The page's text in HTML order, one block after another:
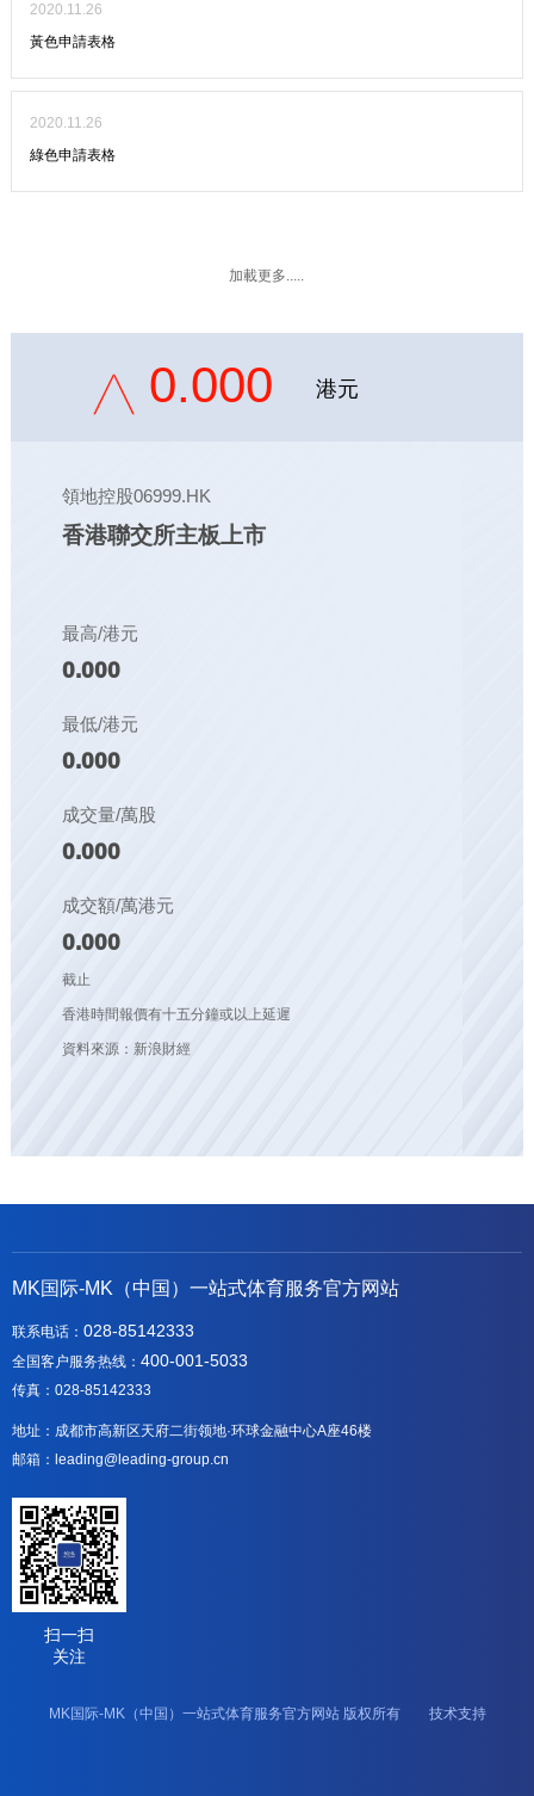
2020.11.26
黃色申請表格
2020.11.26
綠色申請表格
加載更多.....
0.000 港元
領地控股06999.HK
香港聯交所主板上市
最高/港元
0.000
最低/港元
0.000
成交量/萬股
0.000
成交額/萬港元
0.000
截止
香港時間報價有十五分鐘或以上延遲
資料來源：新浪財經
MK国际-MK（中国）一站式体育服务官方网站
联系电话： 028-85142333
全国客户服务热线： 400-001-5033
传真：028-85142333
地址：成都市高新区天府二街领地·环球金融中心A座46楼
邮箱：leading@leading-group.cn
扫一扫
关注
MK国际-MK（中国）一站式体育服务官方网站 版权所有 技术支持